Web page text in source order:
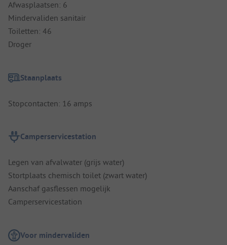
Afwasplaatsen: 6
Mindervaliden sanitair
Toiletten: 46
Droger
Staanplaats
Stopcontacten: 16 amps
Camperservicestation
Legen van afvalwater (grijs water)
Stortplaats chemisch toilet (zwart water)
Aanschaf gasflessen mogelijk
Camperservicestation
Voor mindervaliden